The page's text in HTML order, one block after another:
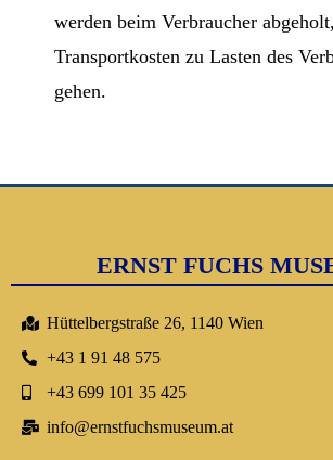
werden beim Verbraucher
Transportkosten zu Lasten des
gehen.
ERNST FUCHS
Hüttelbergstraße 26, 1140 Wien
+43 1 91 48 575
+43 699 101 35 425
info@ernstfuchsmuseum.at